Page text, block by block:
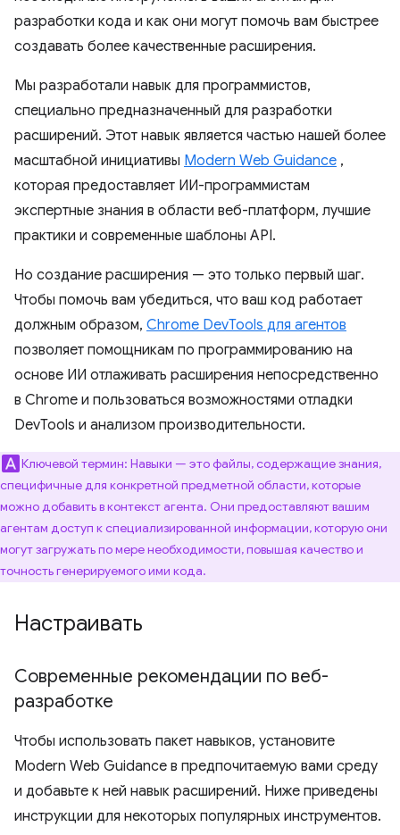
разработки кода и как они могут помочь вам быстрее
создавать более качественные расширения.
Мы разработали навык для программистов,
специально предназначенный для разработки
расширений. Этот навык является частью нашей более
масштабной инициативы Modern Web Guidance ,
которая предоставляет ИИ-программистам
экспертные знания в области веб-платформ, лучшие
практики и современные шаблоны API.
Но создание расширения — это только первый шаг.
Чтобы помочь вам убедиться, что ваш код работает
должным образом, Chrome DevTools для агентов
позволяет помощникам по программированию на
основе ИИ отлаживать расширения непосредственно
в Chrome и пользоваться возможностями отладки
DevTools и анализом производительности.
Ключевой термин: Навыки — это файлы, содержащие знания,
специфичные для конкретной предметной области, которые
можно добавить в контекст агента. Они предоставляют вашим
агентам доступ к специализированной информации, которую они
могут загружать по мере необходимости, повышая качество и
точность генерируемого ими кода.
Настраивать
Современные рекомендации по веб-
разработке
Чтобы использовать пакет навыков, установите
Modern Web Guidance в предпочитаемую вами среду
и добавьте к ней навык расширений. Ниже приведены
инструкции для некоторых популярных инструментов.